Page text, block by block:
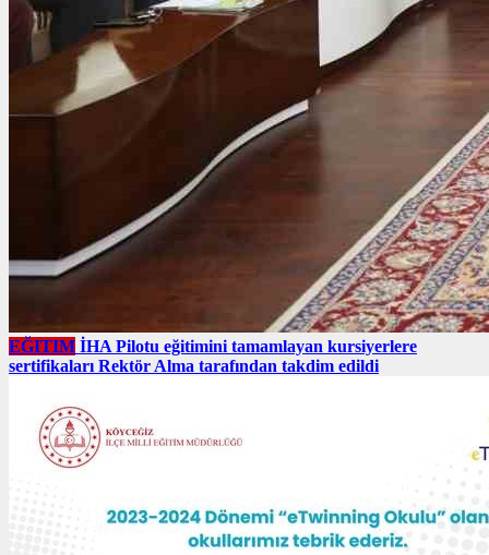
EĞITIM İHA Pilotu eğitimini tamamlayan kursiyerlere
sertifikaları Rektör Alma tarafından takdim edildi